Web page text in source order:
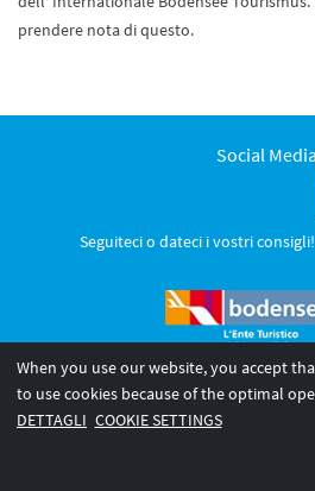
prendere nota di questo.
Social Media
Seguiteci o dateci i vostri consigli!
© 2026 Internationale Bodensee
When you use our website, you accept
to use cookies because of the optimal
DETTAGLI COOKIE SETTINGS